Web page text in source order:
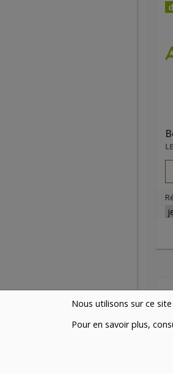
Nous utilisons sur ce
Pour en savoir plus,